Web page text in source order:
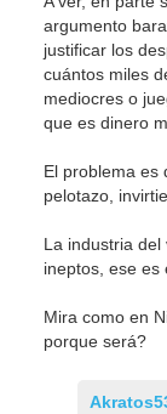
argumento
justificar los
cuántos miles
mediocres o
que es dinero
El problema es
pelotazo,
La industria
ineptos, ese es
Mira como en
porque será?